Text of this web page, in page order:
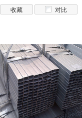
收藏 对比